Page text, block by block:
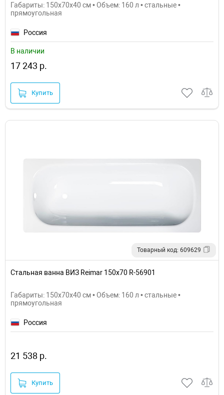
Габариты: 150x70x40 см • Объем: 160 л • стальные •
прямоугольная
Россия
В наличии
17 243 р.
Купить
Товарный код: 609629
Стальная ванна ВИЗ Reimar 150x70 R-56901
Габариты: 150x70x40 см • Объем: 160 л • стальные •
прямоугольная
Россия
21 538 р.
Купить